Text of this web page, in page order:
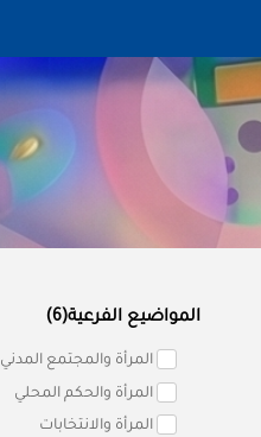
المواضيع الفرعية(6)
المرأة والمجتمع المدني
المرأة والحكم المحلي
المرأة والانتخابات